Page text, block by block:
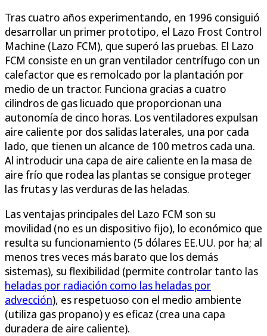
Tras cuatro años experimentando, en 1996 consiguió
desarrollar un primer prototipo, el Lazo Frost Control
Machine (Lazo FCM), que superó las pruebas. El Lazo
FCM consiste en un gran ventilador centrífugo con un
calefactor que es remolcado por la plantación por
medio de un tractor. Funciona gracias a cuatro
cilindros de gas licuado que proporcionan una
autonomía de cinco horas. Los ventiladores expulsan
aire caliente por dos salidas laterales, una por cada
lado, que tienen un alcance de 100 metros cada una.
Al introducir una capa de aire caliente en la masa de
aire frío que rodea las plantas se consigue proteger
las frutas y las verduras de las heladas.
Las ventajas principales del Lazo FCM son su
movilidad (no es un dispositivo fijo), lo económico que
resulta su funcionamiento (5 dólares EE.UU. por ha; al
menos tres veces más barato que los demás
sistemas), su flexibilidad (permite controlar tanto las
heladas por radiación como las heladas por
advección), es respetuoso con el medio ambiente
(utiliza gas propano) y es eficaz (crea una capa
duradera de aire caliente).